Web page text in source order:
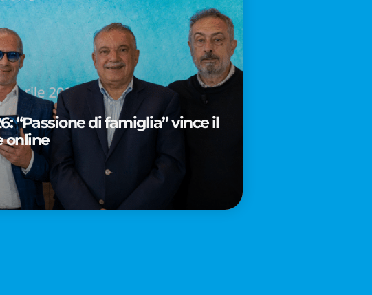
“Passione di famiglia” vince il
online